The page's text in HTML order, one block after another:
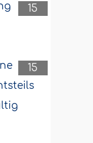
15
15